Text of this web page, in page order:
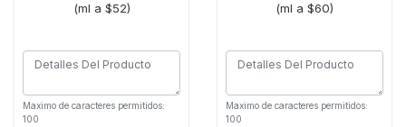
(ml a $52)
Maximo de caracteres permitidos:
100
(ml a $60)
Maximo de caracteres permitidos:
100